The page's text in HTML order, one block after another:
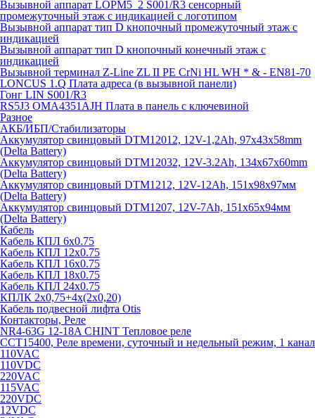
Вызывной аппарат LOPM5_2 S001/R3 сенсорный
промежуточный этаж с индикацией с логотипом
Вызывной аппарат тип D кнопочный промежуточный этаж с
индикацией
Вызывной аппарат тип D кнопочный конечный этаж с
индикацией
Вызывной терминал Z-Line ZL II PE CrNi HL WH * & - EN81-70
LONCUS 1.Q Плата адреса (в вызывной панели)
Гонг LIN S001/R3
RS5J3 OMA4351AJH Плата в панель с ключевиной
Разное
АКБ/ИБП/Стабилизаторы
Аккумулятор свинцовый DTM12012, 12V-1,2Ah, 97х43х58mm
(Delta Battery)
Аккумулятор свинцовый DTM12032, 12V-3.2Ah, 134x67x60mm
(Delta Battery)
Аккумулятор свинцовый DTM1212, 12V-12Ah, 151х98х97мм
(Delta Battery)
Аккумулятор свинцовый DTM1207, 12V-7Ah, 151х65х94мм
(Delta Battery)
Кабель
Кабель КПЛ 6х0.75
Кабель КПЛ 12х0.75
Кабель КПЛ 16х0.75
Кабель КПЛ 18х0.75
Кабель КПЛ 24х0.75
КПЛК 2х0,75+4х(2х0,20)
Кабель подвесной лифта Otis
Контакторы, Реле
NR4-63G 12-18A CHINT Тепловое реле
CCT15400, Реле времени, суточный и недельный режим, 1 канал
110VAC
110VDC
220VAC
115VAC
220VDC
12VDC